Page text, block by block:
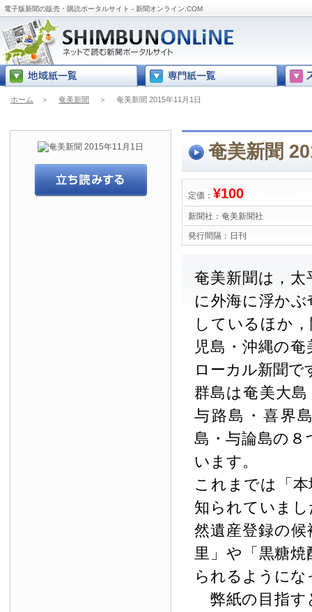
電子版新聞の販売・購読ポータルサイト - 新聞オンライン.COM
ホーム ＞ 奄美新聞 ＞ 奄美新聞 2015年11月1日
奄美新聞
定価： ¥100
新聞社： 奄美新聞社
発行間隔： 日刊
奄美新聞は，
に外海に浮か
しているほか
児島・沖縄の
ローカル新聞で
群島は奄美大
与路島・喜界
島・与論島の
います。
これまでは「
知られていま
然遺産登録の
里」や「黒糖
られるように
弊紙の目指す